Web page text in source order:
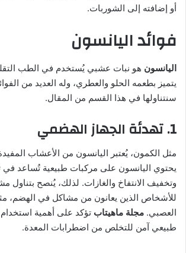
أو إضافته إلى الشوربات.
فوائد اليانسون
اليانسون هو نبات عشبي يُستخدم في الطب
يتميز بطعمه الحلو والعطري، وله العديد من
سنتناولها في هذا القسم من المقال.
1. تهدئة الجهاز الهضمي
مثل الكمون، يُعتبر اليانسون من الأعشاب
يحتوي اليانسون على مركبات طبيعية تُساعد في
وتخفيف الانتفاخ والغازات. لذلك، يُنصح بتناول
للأشخاص الذين يعانون من مشاكل في الهضم،
العصبي. مجلة ماهيتاب تؤكد على أهمية استخدام
طبيعي آمن للتخلص من اضطرابات المعدة.